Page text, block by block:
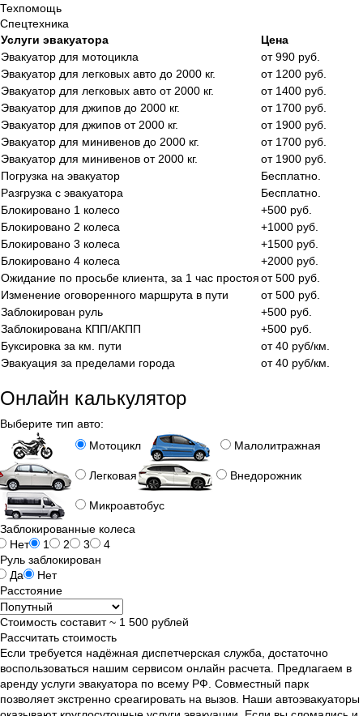
Техпомощь
Спецтехника
Услуги эвакуатора
Цена
Эвакуатор для мотоцикла
от 990 руб.
Эвакуатор для легковых авто до 2000 кг.
от 1200 руб.
Эвакуатор для легковых авто от 2000 кг.
от 1400 руб.
Эвакуатор для джипов до 2000 кг.
от 1700 руб.
Эвакуатор для джипов от 2000 кг.
от 1900 руб.
Эвакуатор для минивенов до 2000 кг.
от 1700 руб.
Эвакуатор для минивенов от 2000 кг.
от 1900 руб.
Погрузка на эвакуатор
Бесплатно.
Разгрузка с эвакуатора
Бесплатно.
Блокировано 1 колесо
+500 руб.
Блокировано 2 колеса
+1000 руб.
Блокировано 3 колеса
+1500 руб.
Блокировано 4 колеса
+2000 руб.
Ожидание по просьбе клиента, за 1 час простояот 500 руб.
Изменение оговоренного маршрута в пути
от 500 руб.
Заблокирован руль
+500 руб.
Заблокирована КПП/АКПП
+500 руб.
Буксировка за км. пути
от 40 руб/км.
Эвакуация за пределами города
от 40 руб/км.
Онлайн калькулятор
Выберите тип авто:
Мотоцикл
Малолитражная
Легковая Внедорожник
Микроавтобус
Заблокированные колеса
Нет
1 2 3
4
Руль заблокирован
Да
Нет
Расстояние
Стоимость составит ~ 1 500 рублей
Рассчитать стоимость
Если требуется надёжная диспетчерская служба, достаточно
воспользоваться нашим сервисом онлайн расчета. Предлагаем в
аренду услуги эвакуатора по всему РФ. Совместный парк
позволяет экстренно среагировать на вызов. Наши автоэвакуаторы